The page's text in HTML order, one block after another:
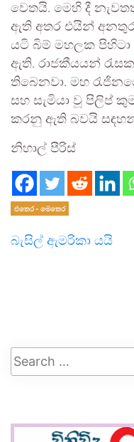
වෙතයි. මෙහි දී
ඇති අතර එයින්
යටි බිම් මහලක
ඇති. රාජකීයයන්
තිබෙනවා. මහ
සහ සැමියා වූ පිලිප්
කරනු ඇති බවයි
නිහාල් පීරිස්
එතෙර - මෙතෙර
බැසිල් ඇමරිකා යයි